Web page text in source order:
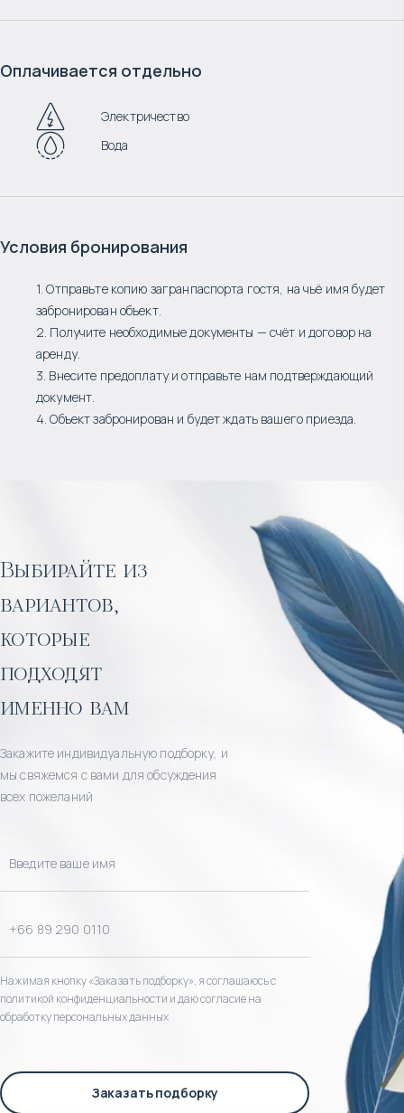
Оплачивается отдельно
Электричество
Вода
Условия бронирования
1. Отправьте копию загранпаспорта гостя, на чьё имя будет
забронирован объект.
2. Получите необходимые документы — счёт и договор на
аренду.
3. Внесите предоплату и отправьте нам подтверждающий
документ.
4. Объект забронирован и будет ждать вашего приезда.
Выбирайте из
вариантов,
которые
подходят
именно вам
Закажите индивидуальную подборку, и
мы свяжемся с вами для обсуждения
всех пожеланий
Нажимая кнопку «Заказать подборку», я соглашаюсь с
политикой конфиденциальности и даю согласие на
обработку персональных данных
Заказать подборку